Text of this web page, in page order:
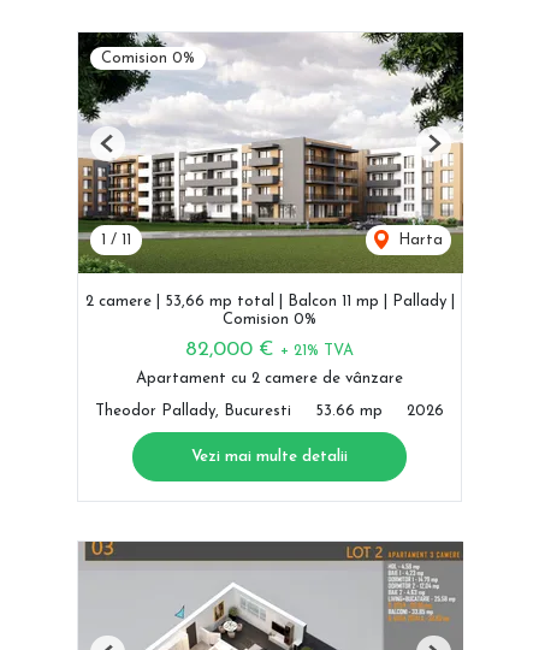
Comision 0%
1 / 11 Harta
Previous Next
2 camere | 53,66 mp total | Balcon 11 mp | Pallady |
Comision 0%
82,000 € + 21% TVA
Apartament cu 2 camere de vânzare
Theodor Pallady, Bucuresti 53.66 mp 2026
Vezi mai multe detalii